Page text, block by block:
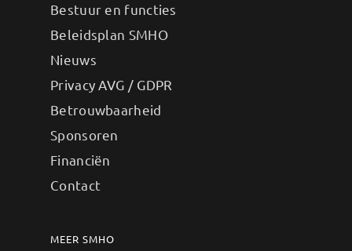
Bestuur en functies
Beleidsplan SMHO
Nieuws
Privacy AVG / GDPR
Betrouwbaarheid
Sponsoren
Financiën
Contact
MEER SMHO